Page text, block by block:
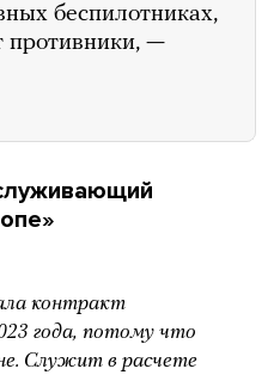
беспилотниках,
противники, —
контракт
года, потому что
Служит в расчете